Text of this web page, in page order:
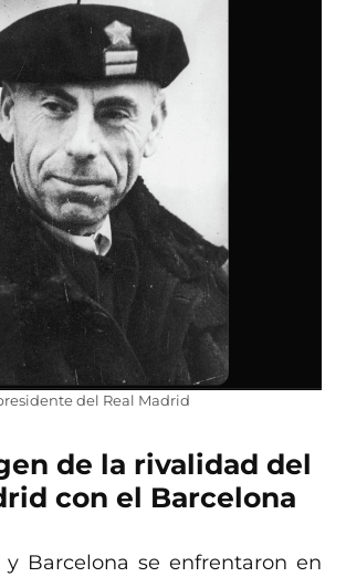
del Real Madrid
de la rivalidad del
con el Barcelona
y Barcelona se enfrentaron en